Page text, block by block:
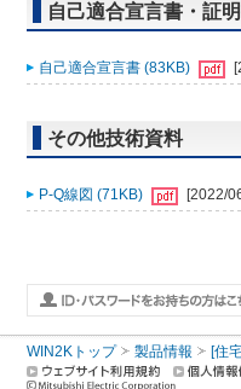
自己適合宣言書・証
自己適合宣言書 (83KB)
その他技術資料
P-Q線図 (71KB) [2022/
WIN2Kトップ 製品情報 [住